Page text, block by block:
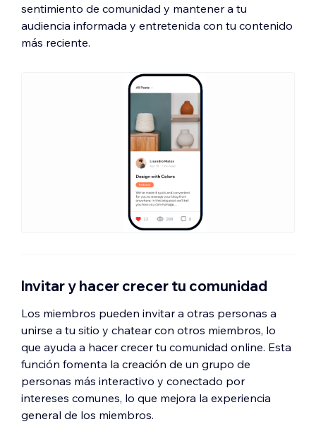
sentimiento de comunidad y mantener a tu
audiencia informada y entretenida con tu contenido
más reciente.
Invitar y hacer crecer tu comunidad
Los miembros pueden invitar a otras personas a
unirse a tu sitio y chatear con otros miembros, lo
que ayuda a hacer crecer tu comunidad online. Esta
función fomenta la creación de un grupo de
personas más interactivo y conectado por
intereses comunes, lo que mejora la experiencia
general de los miembros.